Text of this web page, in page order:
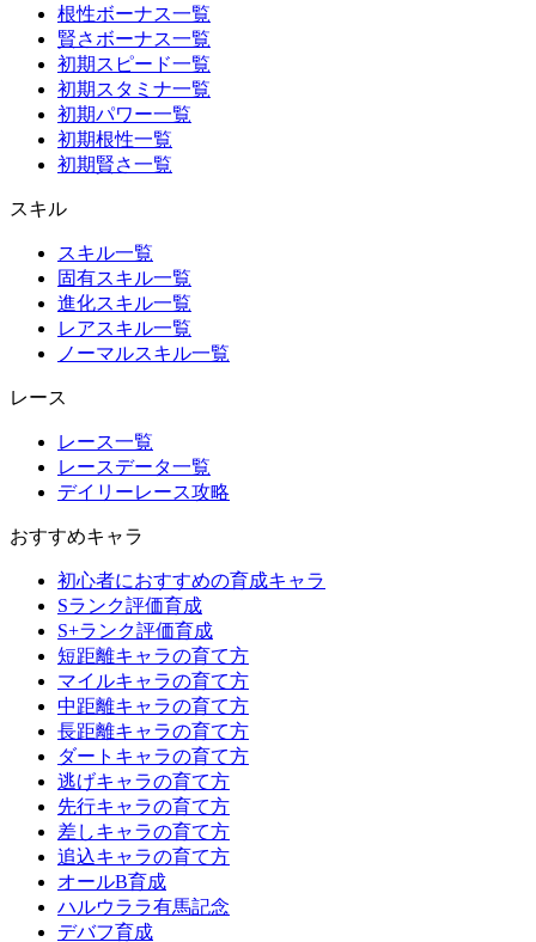
根性ボーナス一覧
賢さボーナス一覧
初期スピード一覧
初期スタミナ一覧
初期パワー一覧
初期根性一覧
初期賢さ一覧
スキル
スキル一覧
固有スキル一覧
進化スキル一覧
レアスキル一覧
ノーマルスキル一覧
レース
レース一覧
レースデータ一覧
デイリーレース攻略
おすすめキャラ
初心者におすすめの育成キャラ
Sランク評価育成
S+ランク評価育成
短距離キャラの育て方
マイルキャラの育て方
中距離キャラの育て方
長距離キャラの育て方
ダートキャラの育て方
逃げキャラの育て方
先行キャラの育て方
差しキャラの育て方
追込キャラの育て方
オールB育成
ハルウララ有馬記念
デバフ育成